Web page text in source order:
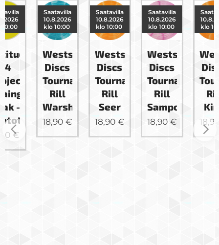
Westside
Tournament
Warship
Saatavilla
10.8.2026
klo 10:00
18,90 €
Westside
Tournament
Saatavilla
10.8.2026
klo 10:00
18,90 €
Westside
Tournament
Sampo
Saatavilla
10.8.2026
klo 10:00
18,90 €
Westside
Saatavilla
10.8.2026
klo 10:00
18,90 €